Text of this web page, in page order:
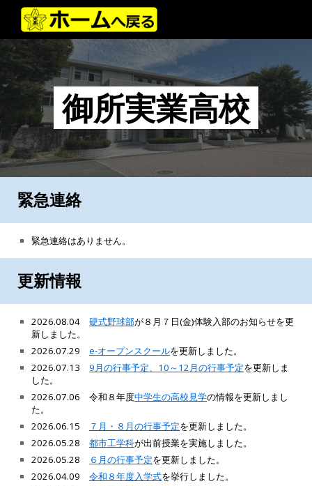
Skip to main content
御所実業高校
緊急連絡
緊急連絡はありません。
更新情報
2026.08.04硬式野球部が８月７日(金)体験入部のお知らせを更
新しました。
2026.07.29e-オープンスクールを更新しました。
2026.07.139月の行事予定、10～12月の行事予定を更新しま
した。
2026.07.06 令和８年度中学生の高校見学の情報を更新しまし
た。
2026.06.15
７月・８月の行事予定を更新しました。
2026.05.28都市工学科が出前授業を実施しました。
2026.05.28
６月の行事予定を更新しました。
2026.04.09令和８年度入学式を挙行しました。